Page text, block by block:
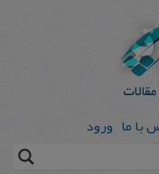
با ما ورود